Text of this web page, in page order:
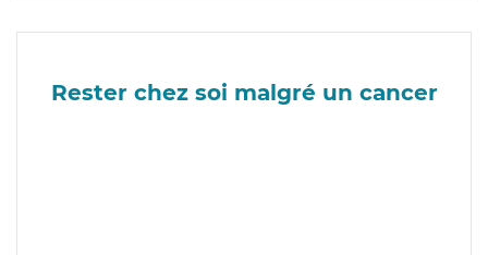
Rester chez soi malgré un cancer